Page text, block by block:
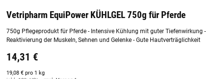
Vetripharm EquiPower KÜHLGEL 750g für Pferde
750g Pflegeprodukt für Pferde - Intensive Kühlung mit guter Tiefenwirkung -
Reaktivierung der Muskeln, Sehnen und Gelenke - Gute Hautverträglichkeit
14,31 €
19,08 € pro 1 kg